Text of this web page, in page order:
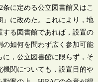
条に定める公立図書館又はこ
」に改めた。これにより，地
する図書館であれば，設置の
の如何を問わず広く参加可能
に，公立図書館に限らず，そ
機関についても，設置目的や